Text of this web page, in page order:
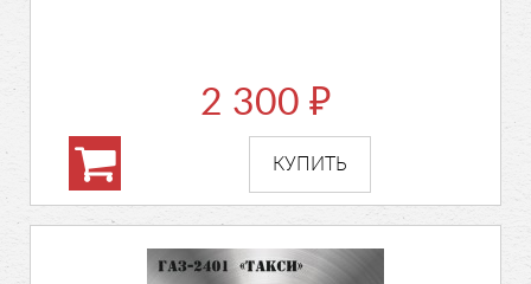
2 300 ₽